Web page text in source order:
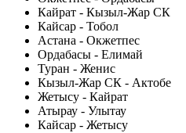
Кайрат - Кызыл-Жар СК
Кайсар - Тобол
Астана - Окжетпес
Ордабасы - Елимай
Туран - Женис
Кызыл-Жар СК - Актобе
Жетысу - Кайрат
Атырау - Улытау
Кайсар - Жетысу